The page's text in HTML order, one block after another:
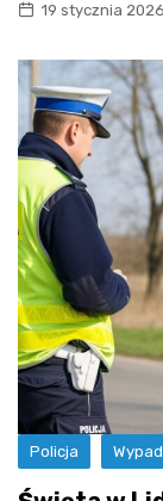
19 stycznia 2026
Policja